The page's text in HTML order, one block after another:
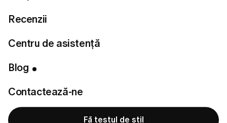
Recenzii
Centru de asistență
Blog
Contactează-ne
Fă testul de stil
Pasul 1: Testul venelor